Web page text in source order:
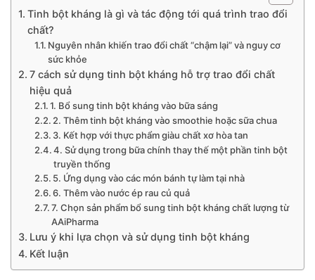
Tinh bột kháng là gì và tác động tới quá trình trao đổi
chất?
Nguyên nhân khiến trao đổi chất “chậm lại” và nguy cơ
sức khỏe
7 cách sử dụng tinh bột kháng hỗ trợ trao đổi chất
hiệu quả
1. Bổ sung tinh bột kháng vào bữa sáng
2. Thêm tinh bột kháng vào smoothie hoặc sữa chua
3. Kết hợp với thực phẩm giàu chất xơ hòa tan
4. Sử dụng trong bữa chính thay thế một phần tinh bột
truyền thống
5. Ứng dụng vào các món bánh tự làm tại nhà
6. Thêm vào nước ép rau củ quả
7. Chọn sản phẩm bổ sung tinh bột kháng chất lượng từ
AAiPharma
Lưu ý khi lựa chọn và sử dụng tinh bột kháng
Kết luận